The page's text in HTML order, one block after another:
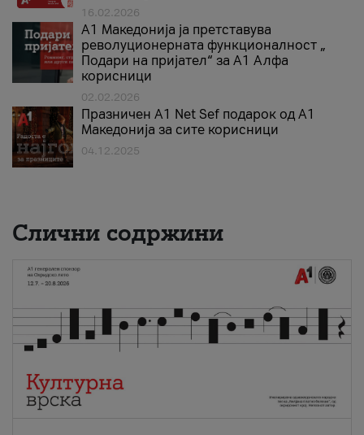
16.02.2026
А1 Македонија ја претставува
револуционерната функционалност „
Подари на пријател“ за А1 Алфа
корисници
02.02.2026
Празничен A1 Net Sеf подарок од А1
Македонија за сите корисници
04.12.2025
Слични содржини